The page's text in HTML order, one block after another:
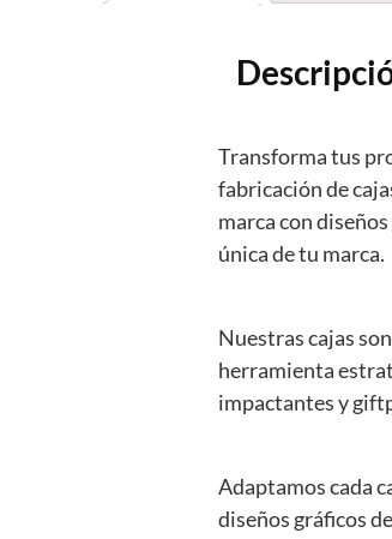
Transforma tus
fabricación de
marca con
única de tu marca.
Nuestras cajas
herramienta
impactantes y
Adaptamos cada
diseños gráficos